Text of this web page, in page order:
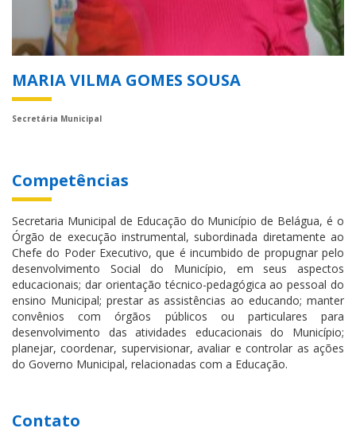
MARIA VILMA GOMES SOUSA
Secretária Municipal
Competências
Secretaria Municipal de Educação do Município de Belágua, é o
Órgão de execução instrumental, subordinada diretamente ao
Chefe do Poder Executivo, que é incumbido de propugnar pelo
desenvolvimento Social do Município, em seus aspectos
educacionais; dar orientação técnico-pedagógica ao pessoal do
ensino Municipal; prestar as assistências ao educando; manter
convênios com órgãos públicos ou particulares para
desenvolvimento das atividades educacionais do Município;
planejar, coordenar, supervisionar, avaliar e controlar as ações
do Governo Municipal, relacionadas com a Educação.
Contato